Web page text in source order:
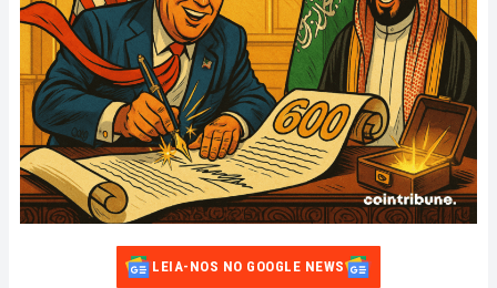
LEIA-NOS NO GOOGLE NEWS